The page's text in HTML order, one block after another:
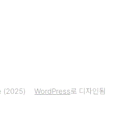
(2025) WordPress로 디자인됨